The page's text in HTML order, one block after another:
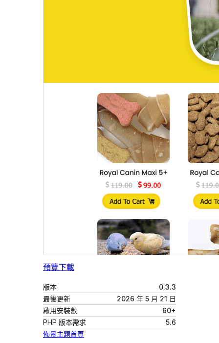
預覽下載
版本
0.3.3
最後更新
2026 年 5 月 21 日
啟用安裝數
60+
PHP 版本需求
5.6
佈景主題首頁